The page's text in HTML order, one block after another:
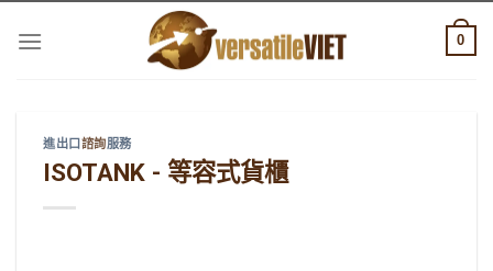
0
進出口 諮詢服務
ISOTANK - 等容式貨櫃